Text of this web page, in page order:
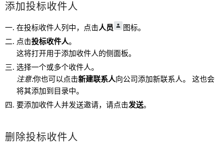
添加投标收件人
在投标收件人列中，点击人员
图标。
点击投标收件人。
这将打开用于添加收件人的侧面板。
选择一个或多个收件人。
注意:你也可以点击新建联系人向公司添加新联系人。 这也会
将其添加到目录中。
要添加收件人并发送邀请，请点击发送。
删除投标收件人